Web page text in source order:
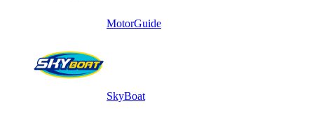
MotorGuide
SkyBoat